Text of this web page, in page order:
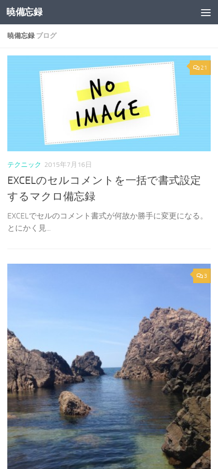
コンテンツへスキップ
暁備忘録
暁備忘録 ブログ
21
テクニック 2015年7月16日
EXCELのセルコメントを一括で書式設定
するマクロ備忘録
EXCELでセルのコメント書式が何故か勝手に変更になる。
とにかく見...
3